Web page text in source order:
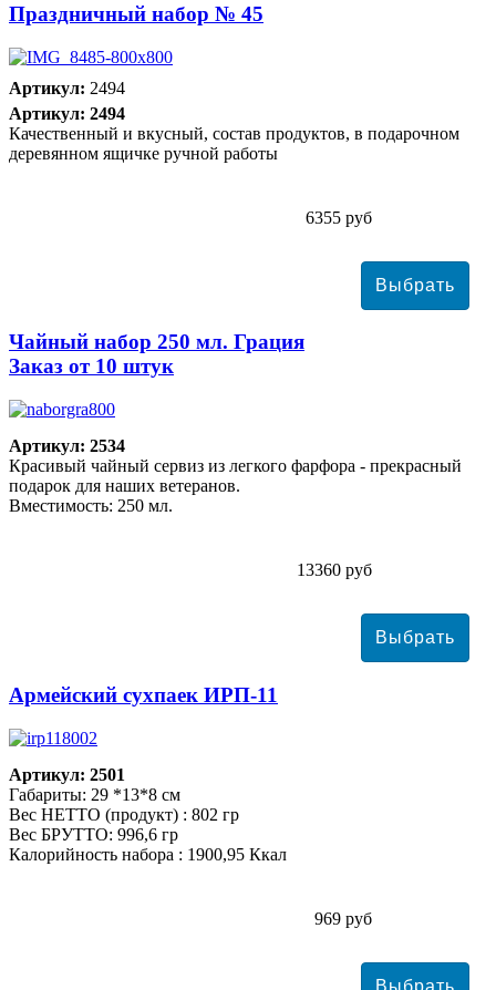
Праздничный набор № 45
Артикул: 2494
Артикул: 2494
Качественный и вкусный, состав продуктов, в подарочном
деревянном ящичке ручной работы
6355 руб
Чайный набор 250 мл. Грация
Заказ от 10 штук
Артикул: 2534
Красивый чайный сервиз из легкого фарфора - прекрасный
подарок для наших ветеранов.
Вместимость: 250 мл.
13360 руб
Армейский сухпаек ИРП-11
Артикул: 2501
Габариты: 29 *13*8 см
Вес НЕТТО (продукт) : 802 гр
Вес БРУТТО: 996,6 гр
Калорийность набора : 1900,95 Ккал
969 руб